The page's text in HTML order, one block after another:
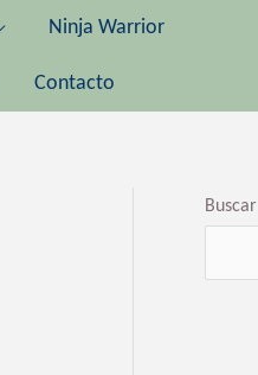
Ninja Warrior
Contacto
Buscar